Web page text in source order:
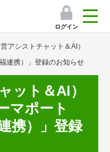
ログイン
検索
のご紹介
営アシストチャット＆AI）
連携）」登録のお知らせ
ット＆AI）
マポート
携）」登録